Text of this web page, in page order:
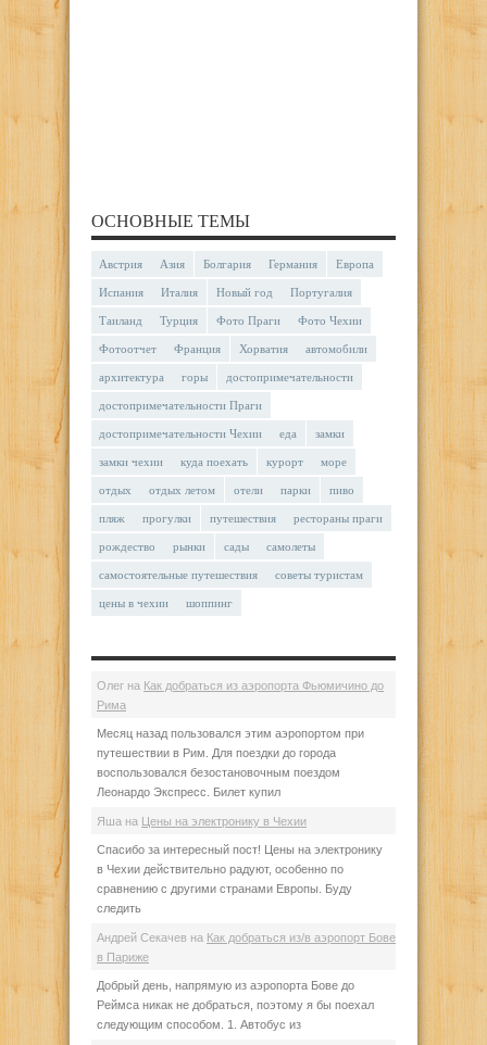
ОСНОВНЫЕ ТЕМЫ
Австрия Азия Болгария Германия Европа
Испания Италия Новый год Португалия
Таиланд Турция Фото Праги Фото Чехии
Фотоотчет Франция Хорватия автомобили
архитектура горы достопримечательности
достопримечательности Праги
достопримечательности Чехии еда замки
замки чехии куда поехать курорт море
отдых отдых летом отели парки пиво
пляж прогулки путешествия рестораны праги
рождество рынки сады самолеты
самостоятельные путешествия советы туристам
цены в чехии шоппинг
Олег на Как добраться из аэропорта Фьюмичино до
Рима
Месяц назад пользовался этим аэропортом при
путешествии в Рим. Для поездки до города
воспользовался безостановочным поездом
Леонардо Экспресс. Билет купил
Яша на Цены на электронику в Чехии
Спасибо за интересный пост! Цены на электронику
в Чехии действительно радуют, особенно по
сравнению с другими странами Европы. Буду
следить
Андрей Секачев на Как добраться из/в аэропорт Бове
в Париже
Добрый день, напрямую из аэропорта Бове до
Реймса никак не добраться, поэтому я бы поехал
следующим способом. 1. Автобус из